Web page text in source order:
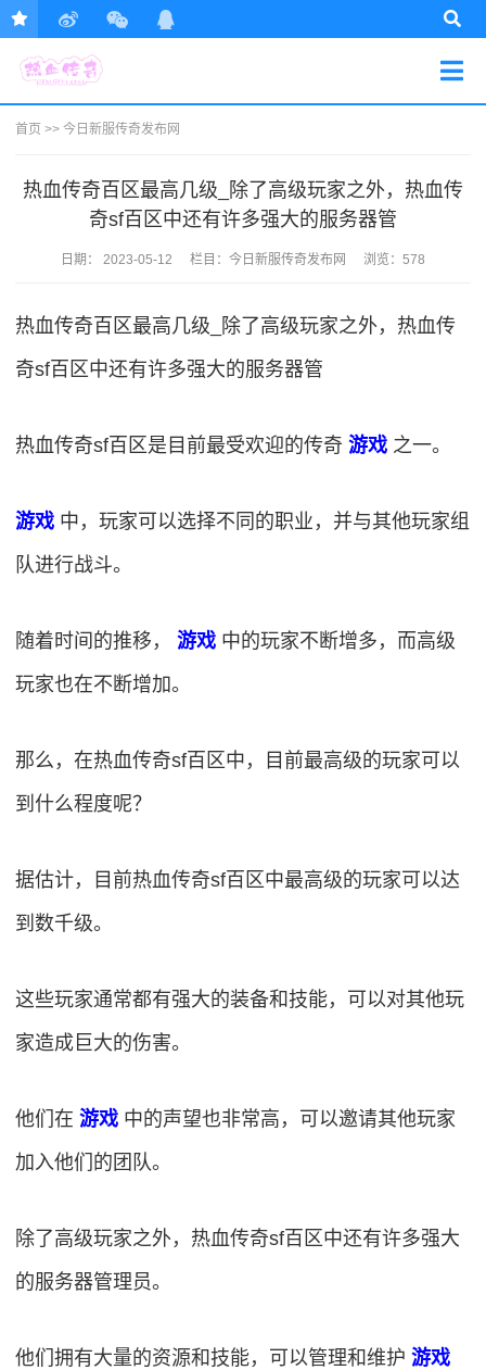
首页 >> 今日新服传奇发布网
热血传奇百区最高几级_除了高级玩家之外，热血传
奇sf百区中还有许多强大的服务器管
日期： 2023-05-12 栏目： 今日新服传奇发布网 浏览：578
热血传奇百区最高几级_除了高级玩家之外，热血传
奇sf百区中还有许多强大的服务器管
热血传奇sf百区是目前最受欢迎的传奇 游戏 之一。
游戏 中，玩家可以选择不同的职业，并与其他玩家组
队进行战斗。
随着时间的推移， 游戏 中的玩家不断增多，而高级
玩家也在不断增加。
那么，在热血传奇sf百区中，目前最高级的玩家可以
到什么程度呢？
据估计，目前热血传奇sf百区中最高级的玩家可以达
到数千级。
这些玩家通常都有强大的装备和技能，可以对其他玩
家造成巨大的伤害。
他们在 游戏 中的声望也非常高，可以邀请其他玩家
加入他们的团队。
除了高级玩家之外，热血传奇sf百区中还有许多强大
的服务器管理员。
他们拥有大量的资源和技能，可以管理和维护 游戏